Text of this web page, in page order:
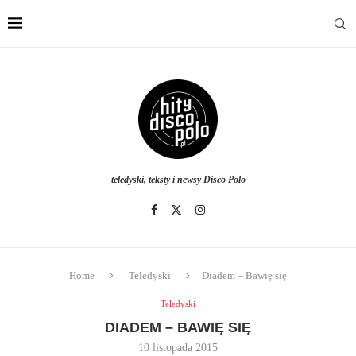
teledyski, teksty i newsy Disco Polo
Home Teledyski Diadem – Bawię się
Teledyski
DIADEM – BAWIĘ SIĘ
10 listopada 2015